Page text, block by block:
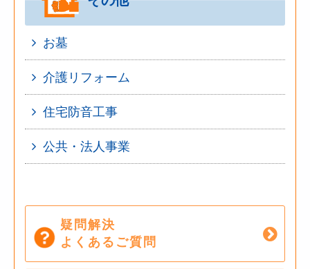
お墓
介護リフォーム
住宅防音工事
公共・法人事業
疑問解決
よくあるご質問